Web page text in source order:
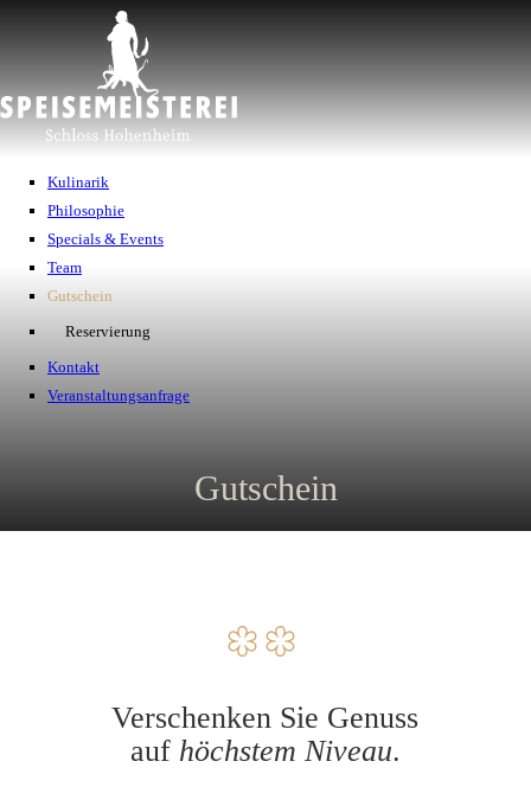
überspringen
Kulinarik
Philosophie
Specials & Events
Team
Gutschein
Reservierung
Kontakt
Veranstaltungsanfrage
Gutschein
Verschenken Sie Genuss
auf höchstem Niveau.